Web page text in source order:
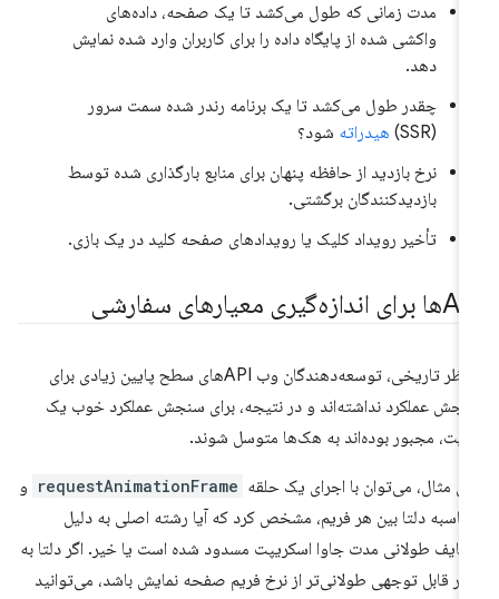
مدت زمانی که طول می‌کشد تا یک صفحه، داده‌های
واکشی شده از پایگاه داده را برای کاربران وارد شده نمایش
دهد.
چقدر طول می‌کشد تا یک برنامه رندر شده سمت سرور
هیدراتهشود؟
نرخ بازدید از حافظه پنهان برای منابع بارگذاری شده توسط
بازدیدکنندگان برگشتی.
تأخیر رویداد کلیک یا رویدادهای صفحه کلید در یک بازی.
از نظر تاریخی، توسعه‌دهندگان وب APIهای سطح پایین زیادی برای
عملکرد نداشته‌اند و در نتیجه، برای سنجش عملکرد خوب یک
مجبور بوده‌اند به هک‌ها متوسل شوند.
مثال، می‌توان با اجرای یک حلقه requestAnimationFrame و
دلتا بین هر فریم، مشخص کرد که آیا رشته اصلی به دلیل
طولانی مدت جاوا اسکریپت مسدود شده است یا خیر. اگر دلتا به
قابل توجهی طولانی‌تر از نرخ فریم صفحه نمایش باشد، می‌توانید